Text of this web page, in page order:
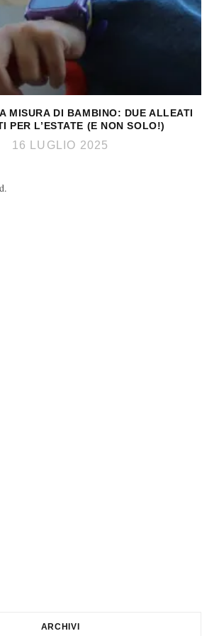
MISURA DI BAMBINO: DUE ALLEATI
PER L’ESTATE (E NON SOLO!)
16 LUGLIO 2025
ARCHIVI